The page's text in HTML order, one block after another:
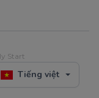
Start
Tiếng việt